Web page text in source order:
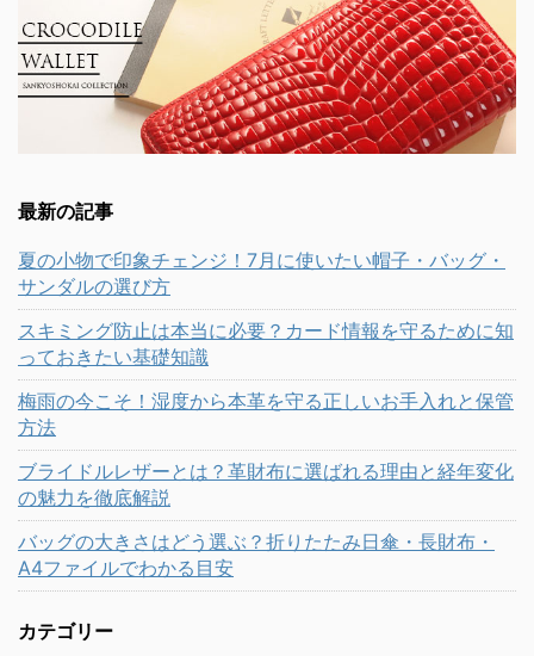
最新の記事
夏の小物で印象チェンジ！7月に使いたい帽子・バッグ・
サンダルの選び方
スキミング防止は本当に必要？カード情報を守るために知
っておきたい基礎知識
梅雨の今こそ！湿度から本革を守る正しいお手入れと保管
方法
ブライドルレザーとは？革財布に選ばれる理由と経年変化
の魅力を徹底解説
バッグの大きさはどう選ぶ？折りたたみ日傘・長財布・
A4ファイルでわかる目安
カテゴリー